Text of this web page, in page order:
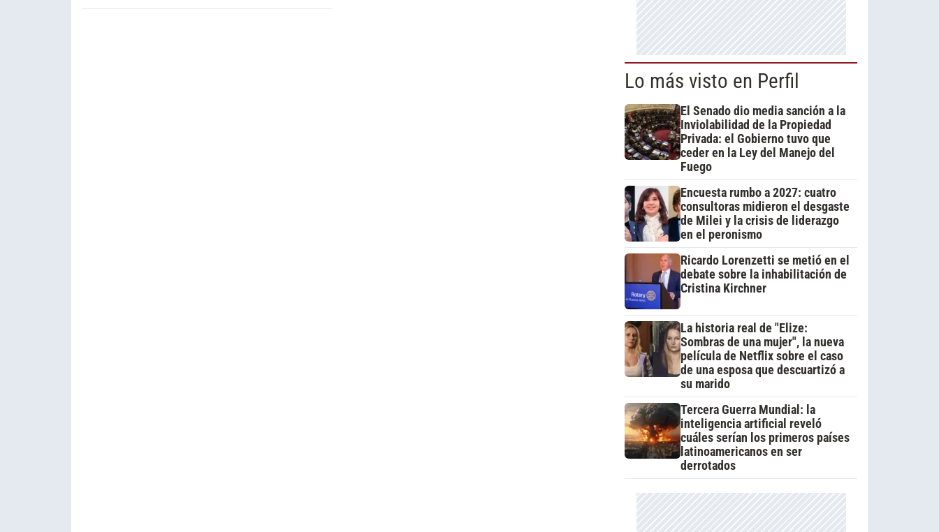
Lo más visto en Perfil
El Senado dio media sanción a la
Inviolabilidad de la Propiedad
Privada: el Gobierno tuvo que
ceder en la Ley del Manejo del
Fuego
Encuesta rumbo a 2027: cuatro
consultoras midieron el desgaste
de Milei y la crisis de liderazgo
en el peronismo
Ricardo Lorenzetti se metió en el
debate sobre la inhabilitación de
Cristina Kirchner
La historia real de "Elize:
Sombras de una mujer", la nueva
película de Netflix sobre el caso
de una esposa que descuartizó a
su marido
Tercera Guerra Mundial: la
inteligencia artificial reveló
cuáles serían los primeros países
latinoamericanos en ser
derrotados